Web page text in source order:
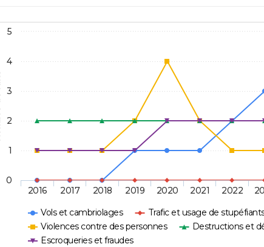
Vols et cambriolages
Trafic et usage de
Violences contre des personnes
Destructions et
Escroqueries et fraudes
2016 2017 2018 2019 2020 2021 2022
0
1
2
3
4
5